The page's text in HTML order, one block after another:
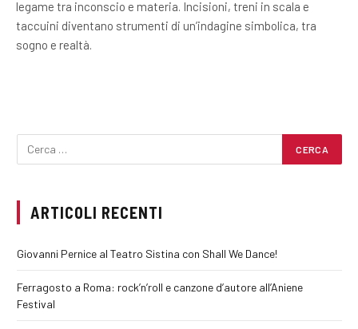
legame tra inconscio e materia. Incisioni, treni in scala e
taccuini diventano strumenti di un’indagine simbolica, tra
sogno e realtà.
ARTICOLI RECENTI
Giovanni Pernice al Teatro Sistina con Shall We Dance!
Ferragosto a Roma: rock’n’roll e canzone d’autore all’Aniene
Festival